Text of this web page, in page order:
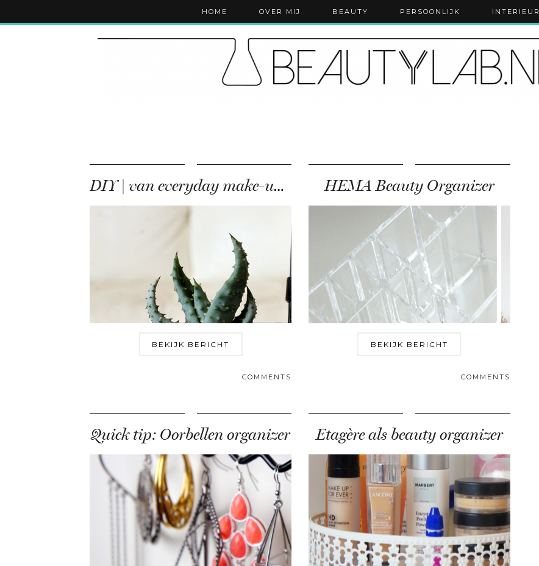
HOME OVER MIJ BEAUTY PERSOONLIJK INTERIEUR
DIY | van everyday make-up bakje naar desk organizer
BEKIJK BERICHT
COMMENTS
HEMA Beauty Organizer
BEKIJK BERICHT
COMMENTS
Quick tip: Oorbellen organizer Etagère als beauty organizer